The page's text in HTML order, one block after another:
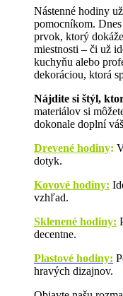
Nástenné hodiny
pomocníkom.
prvok, ktorý
miestnosti – či už
kuchyňu alebo
dekoráciou, ktorá
Nájdite si štýl,
materiálov si
dokonale doplní
Drevené hodiny:
dotyk.
Kovové hodiny:
vzhľad.
Sklenené hodiny:
decentne.
Plastové hodiny:
hravých dizajnov.